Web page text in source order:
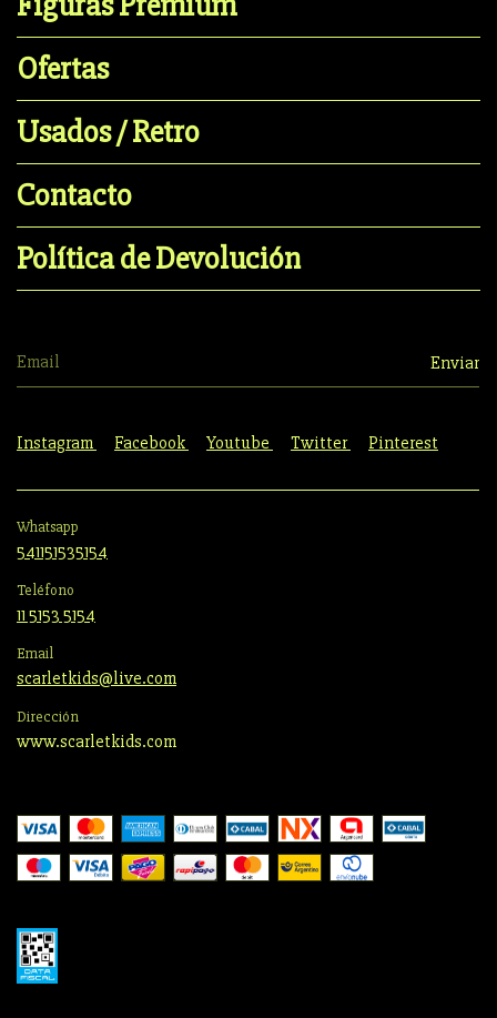
Ofertas
Usados / Retro
Contacto
Política de Devolución
Instagram Facebook Youtube Twitter Pinterest
Whatsapp
541151535154
Teléfono
11 5153 5154
Email
scarletkids@live.com
Dirección
www.scarletkids.com